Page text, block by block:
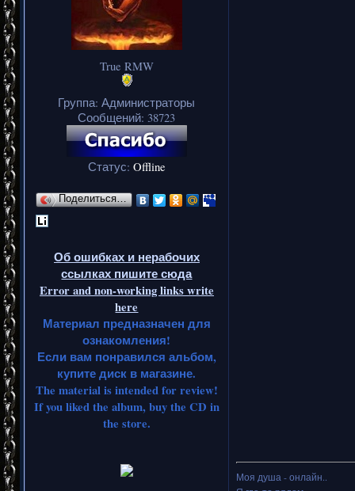
True RMW
Группа: Администраторы
Сообщений: 38723
Статус: Offline
Поделиться…
Об ошибках и нерабочих
ссылках пишите сюда
Error and non-working links write
here
Материал предназначен для
ознакомления!
Если вам понравился альбом,
купите диск в магазине.
The material is intended for review!
If you liked the album, buy the CD in
the store.
Моя душа - онлайн..